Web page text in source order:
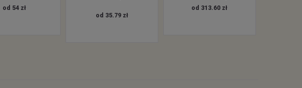
od 54 zł
od 35.79 zł
od 313.60 zł